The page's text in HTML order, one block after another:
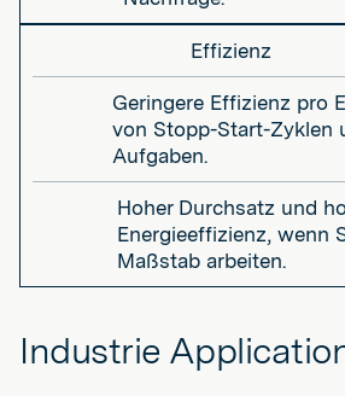
Effizienz
Geringere Effizienz pro
von Stopp-Start-Zyklen
Aufgaben.
Hoher Durchsatz und
Energieeffizienz, wenn
Maßstab arbeiten.
Industrie